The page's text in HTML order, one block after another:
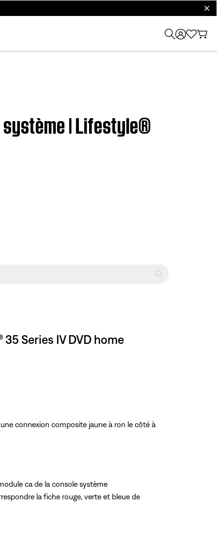
système | Lifestyle®
Series IV DVD home
connexion composite jaune à ron le côté à
ca de la console système
la fiche rouge, verte et bleue de